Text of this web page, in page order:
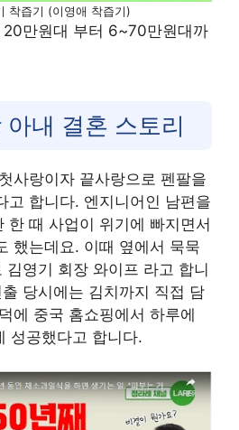
착즙기 (이영애 착즙기)
만원대 부터 6~70만원대까
내 결혼 스토리
사랑이자 끝사랑으로 펜팔을
고 합니다. 엔지니어인 남편을
한 때 사업이 위기에 빠지면서
했는데요. 이때 옆에서 묵묵
영기 회장 와이프 라고 합니
당시에는 김치까지 직접 담
에 중국 홈쇼핑에서 하루에
성공했다고 합니다.